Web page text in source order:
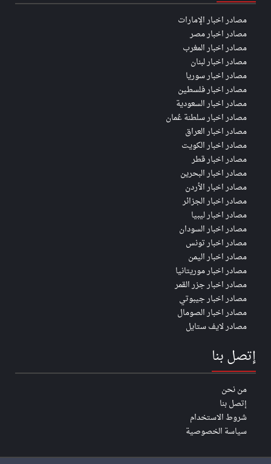
مصادر اخبار الإمارات
مصادر اخبار مصر
مصادر اخبار المغرب
مصادر اخبار لبنان
مصادر اخبار سوريا
مصادر اخبار فلسطين
مصادر اخبار السعودية
مصادر اخبار سلطنة عُمان
مصادر اخبار العراق
مصادر اخبار الكويت
مصادر اخبار قطر
مصادر اخبار البحرين
مصادر اخبار الأردن
مصادر اخبار الجزائر
مصادر اخبار ليبيا
مصادر اخبار السودان
مصادر اخبار تونس
مصادر اخبار اليمن
مصادر اخبار موريتانيا
مصادر اخبار جزر القمر
مصادر اخبار جيبوتي
مصادر اخبار الصومال
مصادر لايف ستايل
إتصل بنا
من نحن
إتصل بنا
شروط الاستخدام
سياسة الخصوصية